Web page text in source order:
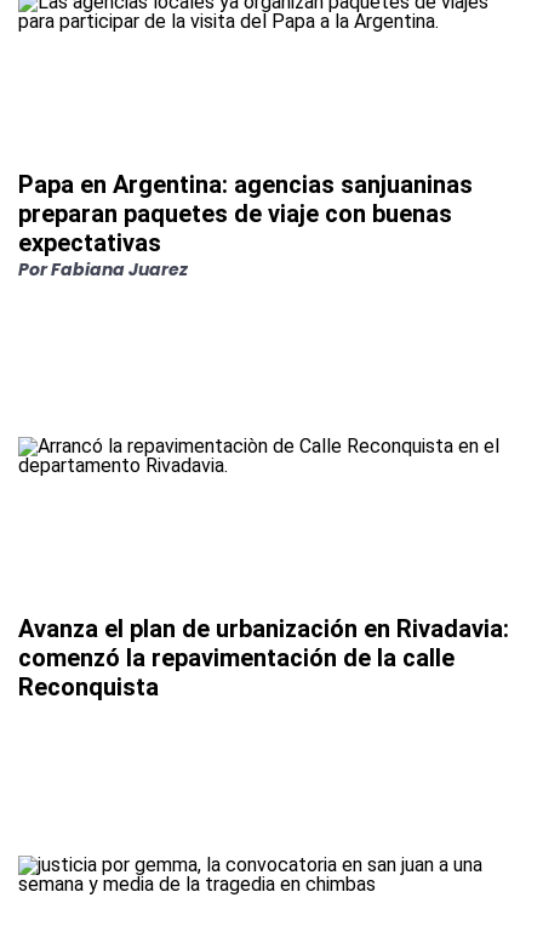
Papa en Argentina: agencias sanjuaninas
preparan paquetes de viaje con buenas
expectativas
PorFabiana Juarez
Avanza el plan de urbanización en Rivadavia:
comenzó la repavimentación de la calle
Reconquista